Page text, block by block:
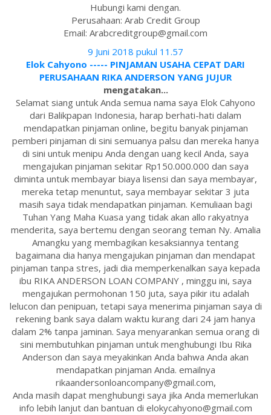
Hubungi kami dengan.
Perusahaan: Arab Credit Group
Email: Arabcreditgroup@gmail.com
9 Juni 2018 pukul 11.57
Elok Cahyono ----- PINJAMAN USAHA CEPAT DARI
PERUSAHAAN RIKA ANDERSON YANG JUJUR
mengatakan...
Selamat siang untuk Anda semua nama saya Elok Cahyono
dari Balikpapan Indonesia, harap berhati-hati dalam
mendapatkan pinjaman online, begitu banyak pinjaman
pemberi pinjaman di sini semuanya palsu dan mereka hanya
di sini untuk menipu Anda dengan uang kecil Anda, saya
mengajukan pinjaman sekitar Rp150.000.000 dan saya
diminta untuk membayar biaya lisensi dan saya membayar,
mereka tetap menuntut, saya membayar sekitar 3 juta
masih saya tidak mendapatkan pinjaman. Kemuliaan bagi
Tuhan Yang Maha Kuasa yang tidak akan allo rakyatnya
menderita, saya bertemu dengan seorang teman Ny. Amalia
Amangku yang membagikan kesaksiannya tentang
bagaimana dia hanya mengajukan pinjaman dan mendapat
pinjaman tanpa stres, jadi dia memperkenalkan saya kepada
ibu RIKA ANDERSON LOAN COMPANY , minggu ini, saya
mengajukan permohonan 150 juta, saya pikir itu adalah
lelucon dan penipuan, tetapi saya menerima pinjaman saya di
rekening bank saya dalam waktu kurang dari 24 jam hanya
dalam 2% tanpa jaminan. Saya menyarankan semua orang di
sini membutuhkan pinjaman untuk menghubungi Ibu Rika
Anderson dan saya meyakinkan Anda bahwa Anda akan
mendapatkan pinjaman Anda. emailnya
rikaandersonloancompany@gmail.com,
Anda masih dapat menghubungi saya jika Anda memerlukan
info lebih lanjut dan bantuan di elokycahyono@gmail.com